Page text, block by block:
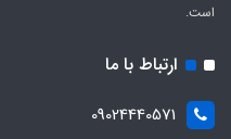
است.
ارتباط با ما
09024440571